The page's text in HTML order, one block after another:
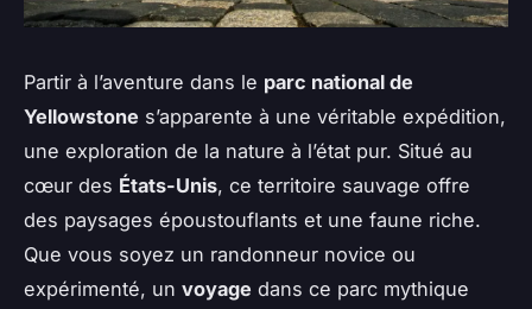
Partir à l’aventure dans le parc national de
Yellowstone s’apparente à une véritable expédition,
une exploration de la nature à l’état pur. Situé au
cœur des États-Unis, ce territoire sauvage offre
des paysages époustouflants et une faune riche.
Que vous soyez un randonneur novice ou
expérimenté, un voyage dans ce parc mythique